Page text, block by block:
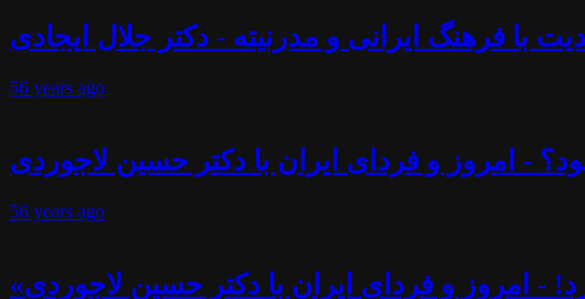
با فرهنگ ایرانی و مدرنیته - دکتر جلال ایجادی
56 years ago
- امروز و فردای ایران با دکتر حسین لاجوردی
56 years ago
- امروز و فردای ایران با دکتر حسین لاجوردی